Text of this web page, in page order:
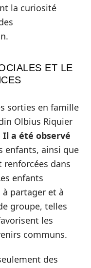
la curiosité
ET LE
sorties en famille
Olbius Riquier
Il a été observé
enfants, ainsi que
renforcées dans
enfants
partager et à
groupe, telles
les
communs.
des